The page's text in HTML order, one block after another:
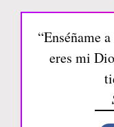
“Enséñame
eres mi